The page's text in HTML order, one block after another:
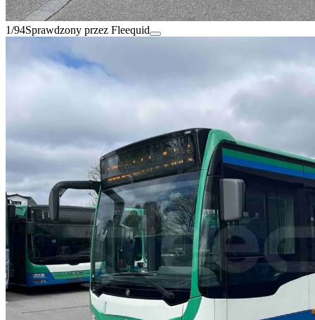
1/94Sprawdzony przez Fleequid